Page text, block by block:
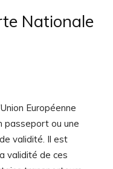
Nationale
Européenne
passeport ou une
validité. Il est
validité de ces